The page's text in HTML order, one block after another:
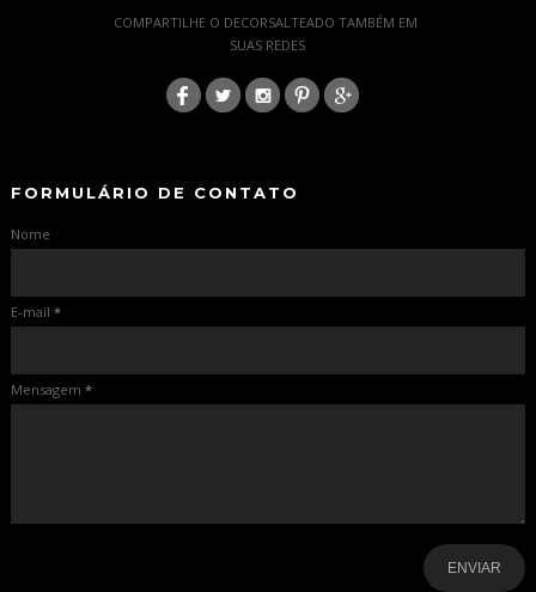
COMPARTILHE O DECORSALTEADO TAMBÉM EM
SUAS REDES
FORMULÁRIO DE CONTATO
Nome
E-mail *
Mensagem *